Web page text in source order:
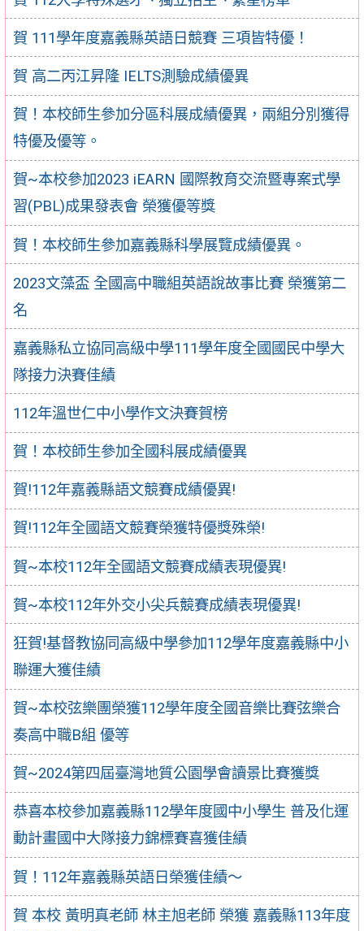
賀 111學年度嘉義縣英語日競賽 三項皆特優！
賀 高二丙江昇隆 IELTS測驗成績優異
賀！本校師生參加分區科展成績優異，兩組分別獲得
特優及優等。
賀~本校參加2023 iEARN 國際教育交流暨專案式學
習(PBL)成果發表會 榮獲優等獎
賀！本校師生參加嘉義縣科學展覽成績優異。
2023文藻盃 全國高中職組英語說故事比賽 榮獲第二
名
嘉義縣私立協同高級中學111學年度全國國民中學大
隊接力決賽佳績
112年溫世仁中小學作文決賽賀榜
賀！本校師生參加全國科展成績優異
賀!112年嘉義縣語文競賽成績優異!
賀!112年全國語文競賽榮獲特優獎殊榮!
賀~本校112年全國語文競賽成績表現優異!
賀~本校112年外交小尖兵競賽成績表現優異!
狂賀!基督教協同高級中學參加112學年度嘉義縣中小
聯運大獲佳績
賀~本校弦樂團榮獲112學年度全國音樂比賽弦樂合
奏高中職B組 優等
賀~2024第四屆臺灣地質公園學會讀景比賽獲獎
恭喜本校參加嘉義縣112學年度國中小學生 普及化運
動計畫國中大隊接力錦標賽喜獲佳績
賀！112年嘉義縣英語日榮獲佳績～
賀 本校 黃明真老師 林主旭老師 榮獲 嘉義縣113年度